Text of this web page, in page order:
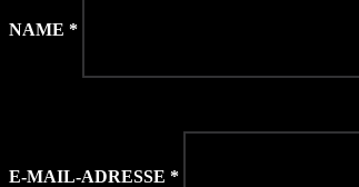
NAME *
E-MAIL-ADRESSE *